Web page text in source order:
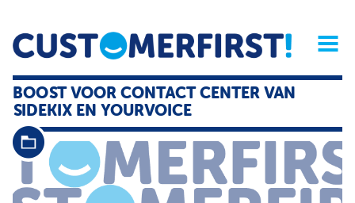
Home Opinie Archief
Magazine
Service
Buyers'Guide
BOOST VOOR CONTACT CENTER VAN
SIDEKIX EN YOURVOICE